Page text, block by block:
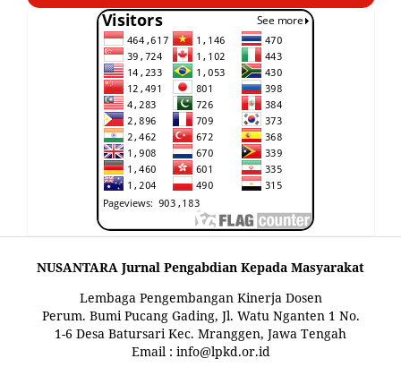
NUSANTARA Jurnal Pengabdian Kepada Masyarakat
Lembaga Pengembangan Kinerja Dosen
Perum. Bumi Pucang Gading, Jl. Watu Nganten 1 No.
1-6 Desa Batursari Kec. Mranggen, Jawa Tengah
Email : info@lpkd.or.id